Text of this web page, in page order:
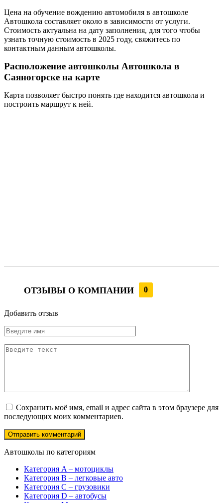
Цена на обучение вождению автомобиля в автошколе
Автошкола составляет около в зависимости от услуги.
Стоимость актуальна на дату заполнения, для того чтобы
узнать точную стоимость в 2025 году, свяжитесь по
контактным данным автошколы.
Расположение автошколы Автошкола в
Саяногорске на карте
Карта позволяет быстро понять где находится автошкола и
построить маршрут к ней.
ОТЗЫВЫ О КОМПАНИИ 0
Добавить отзыв
Сохранить моё имя, email и адрес сайта в этом браузере для
последующих моих комментариев.
Автошколы по категориям
Категория A – мотоциклы
Категория B – легковые авто
Категория C – грузовики
Категория D – автобусы